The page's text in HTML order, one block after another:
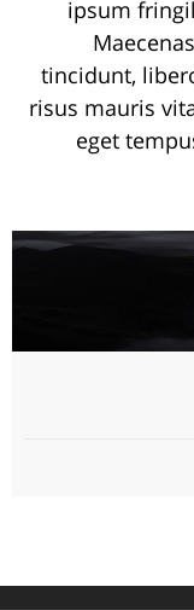
ipsum
tincidunt,
risus mauris
eget